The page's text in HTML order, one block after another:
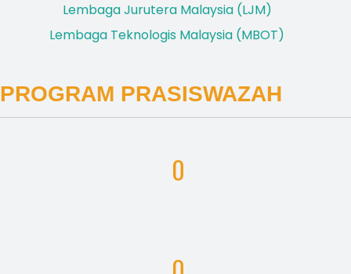
Lembaga Jurutera Malaysia (LJM)
Lembaga Teknologis Malaysia (MBOT)
PROGRAM PRASISWAZAH
0